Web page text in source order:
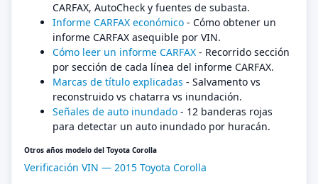
CARFAX, AutoCheck y fuentes de subasta.
Informe CARFAX económico - Cómo obtener un
informe CARFAX asequible por VIN.
Cómo leer un informe CARFAX - Recorrido sección
por sección de cada línea del informe CARFAX.
Marcas de título explicadas - Salvamento vs
reconstruido vs chatarra vs inundación.
Señales de auto inundado - 12 banderas rojas
para detectar un auto inundado por huracán.
Otros años modelo del Toyota Corolla
Verificación VIN — 2015 Toyota Corolla